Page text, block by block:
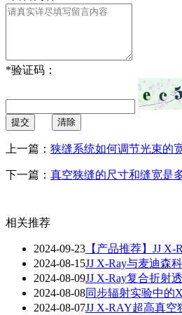
*验证码：
提交 清除
上一篇： 狭缝系统如何调节光束的
下一篇： 真空狭缝的尺寸和缝宽是
相关推荐
2024-09-23 【产品推荐】JJ X-
2024-08-15JJ X-Ray与麦迪森
2024-08-09JJ X-Ray复合折射
2024-08-08同步辐射实验中的
2024-08-07JJ X-RAY超高真空